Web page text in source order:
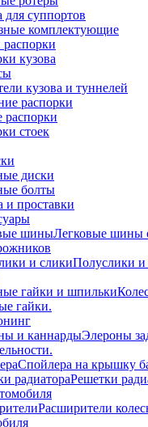
для суппортов
комплектующие
кузова
кузова и туннелей
распорки
распорки
стоек
диски
болты
и проставки
шиныЛегковые шины
и сликиПолуслики и
гайки и шпильки
гайки.
и каннардыЭлероны
Спойлера на крышку
радиатораРешетки
Расширители